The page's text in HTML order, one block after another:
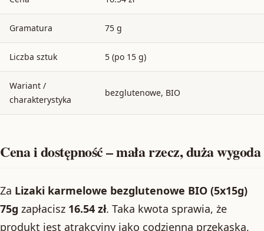
Gramatura 75 g
Liczba sztuk 5 (po 15 g)
Wariant /
charakterystyka
bezglutenowe, BIO
Cena i dostępność – mała rzecz, duża wygoda
Za Lizaki karmelowe bezglutenowe BIO (5x15g)
75g zapłacisz 16.54 zł. Taka kwota sprawia, że
produkt jest atrakcyjny jako codzienna przekąska,